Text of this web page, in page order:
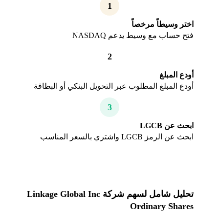
1
اختر وسيطاً مرخصاً
فتح حساب مع وسيط يدعم NASDAQ
2
أودع المبلغ
أودع المبلغ المطلوب عبر التحويل البنكي أو البطاقة
3
ابحث عن LGCB
ابحث عن الرمز LGCB واشتري بالسعر المناسب
تحليل شامل لسهم شركة Linkage Global Inc
Ordinary Shares